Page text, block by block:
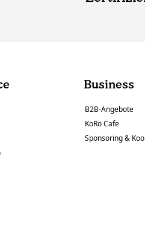
Business
B2B-Angebote
KoRo Cafe
Sponsoring &